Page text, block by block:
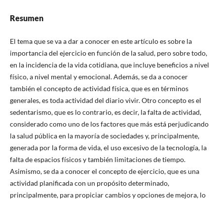
Resumen
El tema que se va a dar a conocer en este artículo es sobre la
importancia del ejercicio en función de la salud, pero sobre todo,
en la incidencia de la vida cotidiana, que incluye beneficios a nivel
físico, a nivel mental y emocional. Además, se da a conocer
también el concepto de actividad física, que es en términos
generales, es toda actividad del diario vivir. Otro concepto es el
sedentarismo, que es lo contrario, es decir, la falta de actividad,
considerado como uno de los factores que más está perjudicando
la salud pública en la mayoría de sociedades y, principalmente,
generada por la forma de vida, el uso excesivo de la tecnología, la
falta de espacios físicos y también limitaciones de tiempo.
Asimismo, se da a conocer el concepto de ejercicio, que es una
actividad planificada con un propósito determinado,
principalmente, para propiciar cambios y opciones de mejora, lo